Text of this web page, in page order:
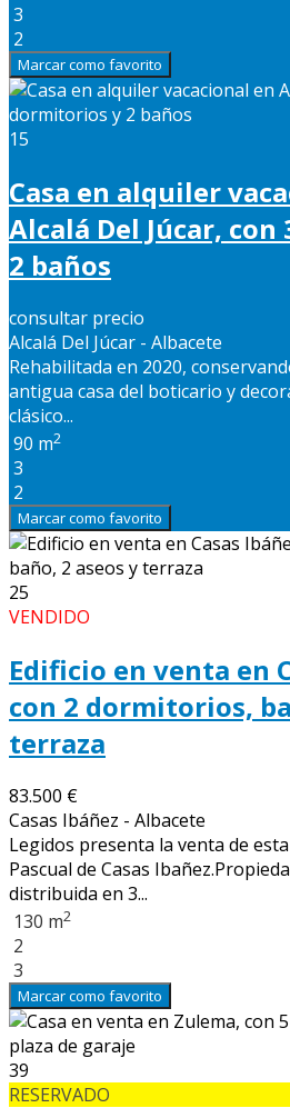
3
2
Marcar como favorito
15
Casa en alquiler
Alcalá Del Júcar,
2 baños
consultar precio
Alcalá Del Júcar - Albacete
Rehabilitada en 2020,
antigua casa del boticario y
clásico...
90 m2
3
2
Marcar como favorito
25
VENDIDO
Edificio en venta en
con 2 dormitorios,
terraza
83.500 €
Casas Ibáñez - Albacete
Legidos presenta la venta de
Pascual de Casas
distribuida en 3...
130 m2
2
3
Marcar como favorito
39
RESERVADO